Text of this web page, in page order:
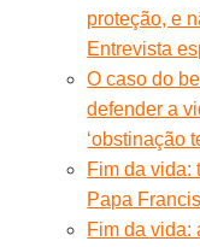
proteção, e
Entrevista
O caso do
defender a
‘obstinação
Fim da vida:
Papa
Fim da vida: